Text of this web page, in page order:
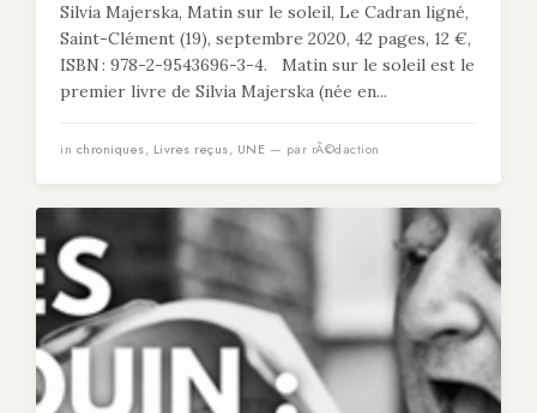
Silvia Majerska, Matin sur le soleil, Le Cadran ligné,
Saint-Clément (19), septembre 2020, 42 pages, 12 €,
ISBN : 978-2-9543696-3-4. Matin sur le soleil est le
premier livre de Silvia Majerska (née en...
in chroniques, Livres reçus, UNE — par rÃ©daction